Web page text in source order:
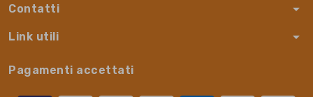
Contatti arrow_drop_down
Link utili arrow_drop_down
Pagamenti accettati